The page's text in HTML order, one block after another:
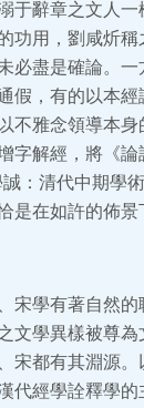
于辭章之文人
功用，劉咸炘
必盡是確論。
假，有的以本
不雅念領導本
解經，將《論
誠：清代中期
是在如許的佈景
宋學有著自然
文學異樣被尊
宋都有其淵源
代經學詮釋學